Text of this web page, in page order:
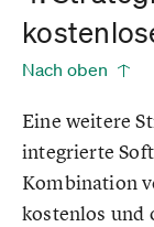
Nach oben
Eine weitere
integrierte
Kombination
kostenlos und